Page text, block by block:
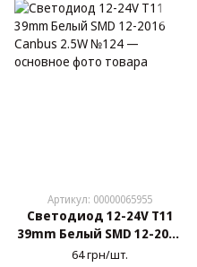
Артикул: 00000065955
Светодиод 12-24V T11
39mm Белый SMD 12-2016
Canbus 2.5W №124
64 грн/шт.